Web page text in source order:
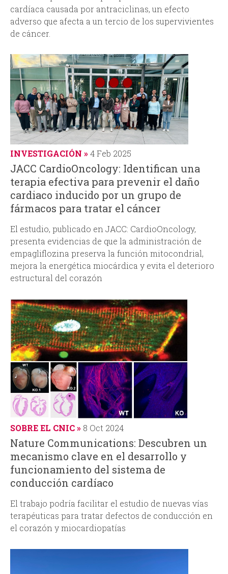
cardíaca causada por antraciclinas, un efecto
adverso que afecta a un tercio de los supervivientes
de cáncer.
INVESTIGACIÓN 4 Feb 2025
JACC CardioOncology: Identifican una
terapia efectiva para prevenir el daño
cardiaco inducido por un grupo de
fármacos para tratar el cáncer
El estudio, publicado en JACC: CardioOncology,
presenta evidencias de que la administración de
empagliflozina preserva la función mitocondrial,
mejora la energética miocárdica y evita el deterioro
estructural del corazón
SOBRE EL CNIC 8 Oct 2024
Nature Communications: Descubren un
mecanismo clave en el desarrollo y
funcionamiento del sistema de
conducción cardíaco
El trabajo podría facilitar el estudio de nuevas vías
terapéuticas para tratar defectos de conducción en
el corazón y miocardiopatías